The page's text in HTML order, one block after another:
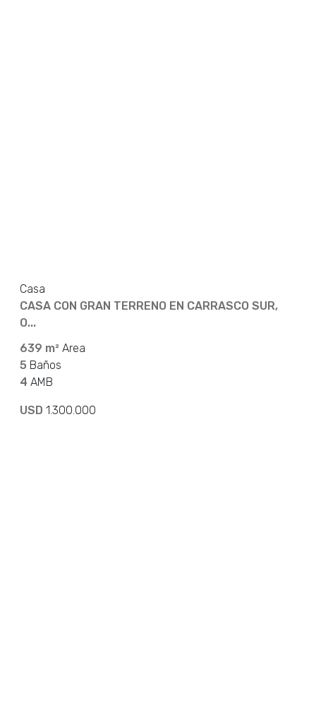
Casa
CASA CON GRAN TERRENO EN CARRASCO SUR,
O...
639 m² Area
5 Baños
4 AMB
USD 1.300.000